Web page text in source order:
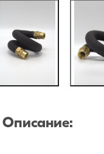
Описание: